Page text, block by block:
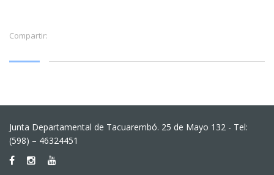
Compartir:
Junta Departamental de Tacuarembó. 25 de Mayo 132 - Tel:
(598) – 46324451